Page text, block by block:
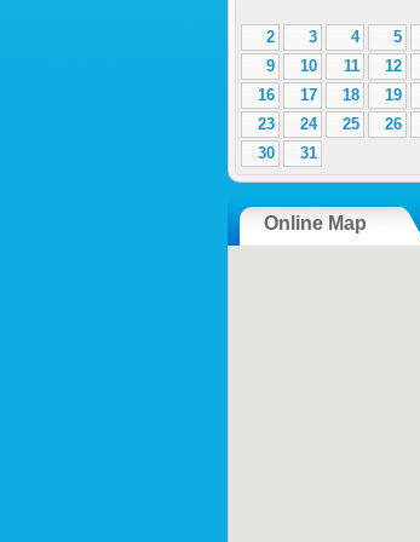
2
3 4 5
9
10 11 12
16
17 18 19
23
24 25 26
30
31
Online Map